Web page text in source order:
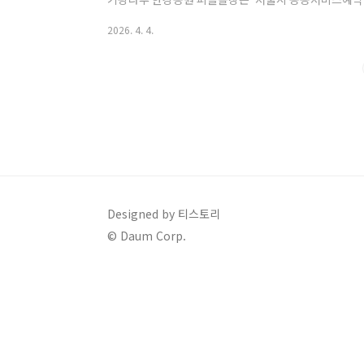
입력하여 조회 후 원하는 날짜와 시간을 선택합니다.본
2026. 4. 4.
Designed by 티스토리
© Daum Corp.